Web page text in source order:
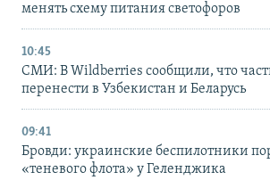
менять схему питания светофоров
10:45
СМИ: В Wildberries сообщили, что
перенести в Узбекистан и Беларусь
09:41
Бровди: украинские беспилотники
«теневого флота» у Геленджика